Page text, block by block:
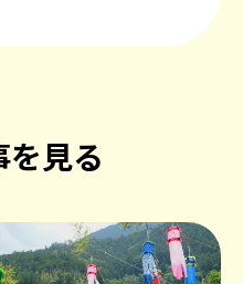
見る